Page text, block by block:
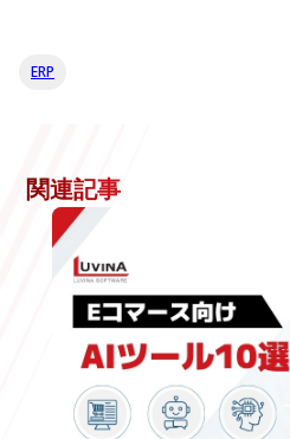
ERP
関連記事